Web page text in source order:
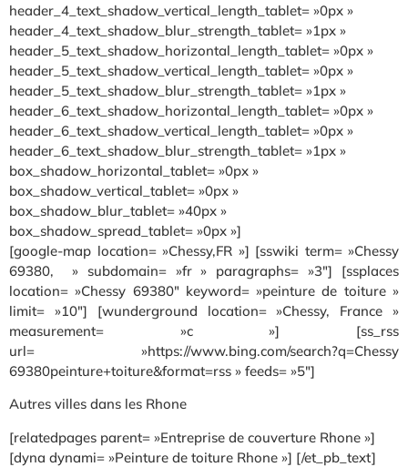
header_4_text_shadow_vertical_length_tablet= »0px »
header_4_text_shadow_blur_strength_tablet= »1px »
header_5_text_shadow_horizontal_length_tablet= »0px »
header_5_text_shadow_vertical_length_tablet= »0px »
header_5_text_shadow_blur_strength_tablet= »1px »
header_6_text_shadow_horizontal_length_tablet= »0px »
header_6_text_shadow_vertical_length_tablet= »0px »
header_6_text_shadow_blur_strength_tablet= »1px »
box_shadow_horizontal_tablet= »0px »
box_shadow_vertical_tablet= »0px »
box_shadow_blur_tablet= »40px »
box_shadow_spread_tablet= »0px »]
[google-map location= »Chessy,FR »] [sswiki term= »Chessy
69380, » subdomain= »fr » paragraphs= »3″] [ssplaces
location= »Chessy 69380″ keyword= »peinture de toiture »
limit= »10″] [wunderground location= »Chessy, France »
measurement= »c »] [ss_rss
url= »https://www.bing.com/search?q=Chessy
69380peinture+toiture&format=rss » feeds= »5″]
Autres villes dans les Rhone
[relatedpages parent= »Entreprise de couverture Rhone »]
[dyna dynami= »Peinture de toiture Rhone »] [/et_pb_text]